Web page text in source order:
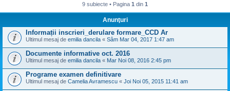
9 subiecte • Pagina 1 din 1
Anunţuri
Informații inscrieri_derulare formare_CCD Ar
Ultimul mesaj de emilia dancila « Sâm Mar 04, 2017 1:47 am
Documente informative oct. 2016
Ultimul mesaj de emilia dancila « Mar Noi 08, 2016 2:45 pm
Programe examen definitivare
Ultimul mesaj de Camelia Avramescu « Joi Noi 05, 2015 11:41 am